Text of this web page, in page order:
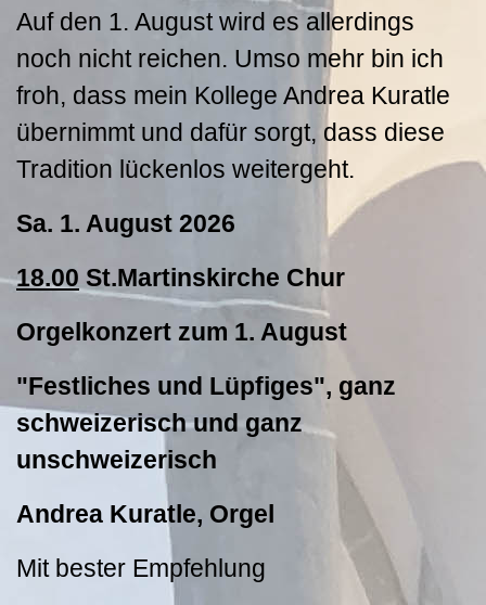
Auf den 1. August wird es allerdings
noch nicht reichen. Umso mehr bin ich
froh, dass mein Kollege Andrea Kuratle
übernimmt und dafür sorgt, dass diese
Tradition lückenlos weitergeht.
Sa. 1. August 2026
18.00 St.Martinskirche Chur
Orgelkonzert zum 1. August
"Festliches und Lüpfiges", ganz
schweizerisch und ganz
unschweizerisch
Andrea Kuratle, Orgel
Mit bester Empfehlung